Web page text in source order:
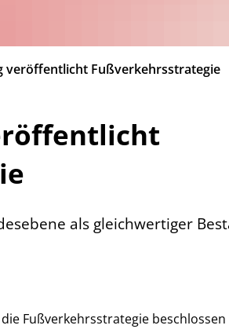
veröffentlicht Fußverkehrsstrategie
als gleichwertiger
Fußverkehrsstrategie